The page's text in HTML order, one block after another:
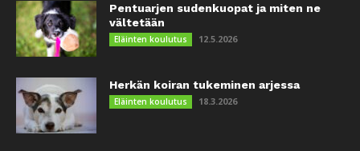
Pentuarjen sudenkuopat ja miten ne
vältetään
Eläinten koulutus 12.5.2026
Herkän koiran tukeminen arjessa
Eläinten koulutus 18.3.2026